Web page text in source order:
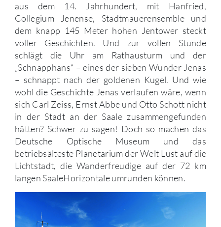
aus dem 14. Jahrhundert, mit Hanfried,
Collegium Jenense, Stadtmauerensemble und
dem knapp 145 Meter hohen Jentower steckt
voller Geschichten. Und zur vollen Stunde
schlägt die Uhr am Rathausturm und der
„Schnapphans“ – eines der sieben Wunder Jenas
– schnappt nach der goldenen Kugel. Und wie
wohl die Geschichte Jenas verlaufen wäre, wenn
sich Carl Zeiss, Ernst Abbe und Otto Schott nicht
in der Stadt an der Saale zusammengefunden
hätten? Schwer zu sagen! Doch so machen das
Deutsche Optische Museum und das
betriebsälteste Planetarium der Welt Lust auf die
Lichtstadt, die Wanderfreudige auf der 72 km
langen SaaleHorizontale umrunden können.